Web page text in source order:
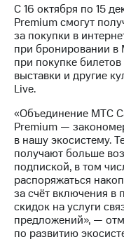
в
регионе
и акционерам
управление
секретарь
Раскрытие
информации
Информация
акционерам
Документы
ПАО
"МТС"
Собрания
акционеров
С 16 октября по 15
Premium смогут
за покупки в
при бронировании в
при покупке
выставки и другие
Live.
«Объединение МТС
Premium —
в нашу экосистему.
получают больше
подпиской, в том
распоряжаться
за счёт включения в
скидок на услуги
предложений», —
по развитию